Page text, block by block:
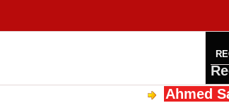
Ahmed Saloum